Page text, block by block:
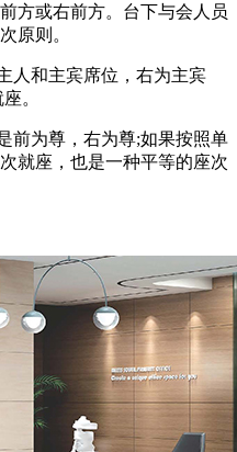
方或右前方。台下与会人员
原则。
人和主宾席位，右为主宾
座。
前为尊，右为尊;如果按照单
就座，也是一种平等的座次